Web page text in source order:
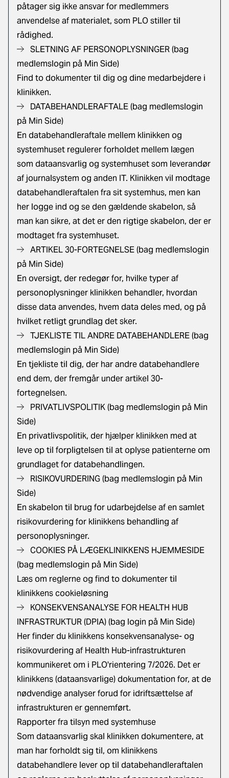
påtager sig ikke ansvar for medlemmers
anvendelse af materialet, som PLO stiller til
rådighed.
SLETNING AF PERSONOPLYSNINGER (bag
medlemslogin på Min Side)
Find to dokumenter til dig og dine medarbejdere i
klinikken.
DATABEHANDLERAFTALE (bag medlemslogin
på Min Side)
En databehandleraftale mellem klinikken og
systemhuset regulerer forholdet mellem lægen
som dataansvarlig og systemhuset som leverandør
af journalsystem og anden IT. Klinikken vil modtage
databehandleraftalen fra sit systemhus, men kan
her logge ind og se den gældende skabelon, så
man kan sikre, at det er den rigtige skabelon, der er
modtaget fra systemhuset.
ARTIKEL 30-FORTEGNELSE (bag medlemslogin
på Min Side)
En oversigt, der redegør for, hvilke typer af
personoplysninger klinikken behandler, hvordan
disse data anvendes, hvem data deles med, og på
hvilket retligt grundlag det sker.
TJEKLISTE TIL ANDRE DATABEHANDLERE (bag
medlemslogin på Min Side)
En tjekliste til dig, der har andre databehandlere
end dem, der fremgår under artikel 30-
fortegnelsen.
PRIVATLIVSPOLITIK (bag medlemslogin på Min
Side)
En privatlivspolitik, der hjælper klinikken med at
leve op til forpligtelsen til at oplyse patienterne om
grundlaget for databehandlingen.
RISIKOVURDERING (bag medlemslogin på Min
Side)
En skabelon til brug for udarbejdelse af en samlet
risikovurdering for klinikkens behandling af
personoplysninger.
COOKIES PÅ LÆGEKLINIKKENS HJEMMESIDE
(bag medlemslogin på Min Side)
Læs om reglerne og find to dokumenter til
klinikkens cookieløsning
KONSEKVENSANALYSE FOR HEALTH HUB
INFRASTRUKTUR (DPIA) (bag login på Min Side)
Her finder du klinikkens konsekvensanalyse- og
risikovurdering af Health Hub-infrastrukturen
kommunikeret om i PLO'rientering 7/2026. Det er
klinikkens (dataansvarlige) dokumentation for, at de
nødvendige analyser forud for idriftsættelse af
infrastrukturen er gennemført.
Rapporter fra tilsyn med systemhuse
Som dataansvarlig skal klinikken dokumentere, at
man har forholdt sig til, om klinikkens
databehandlere lever op til databehandleraftalen